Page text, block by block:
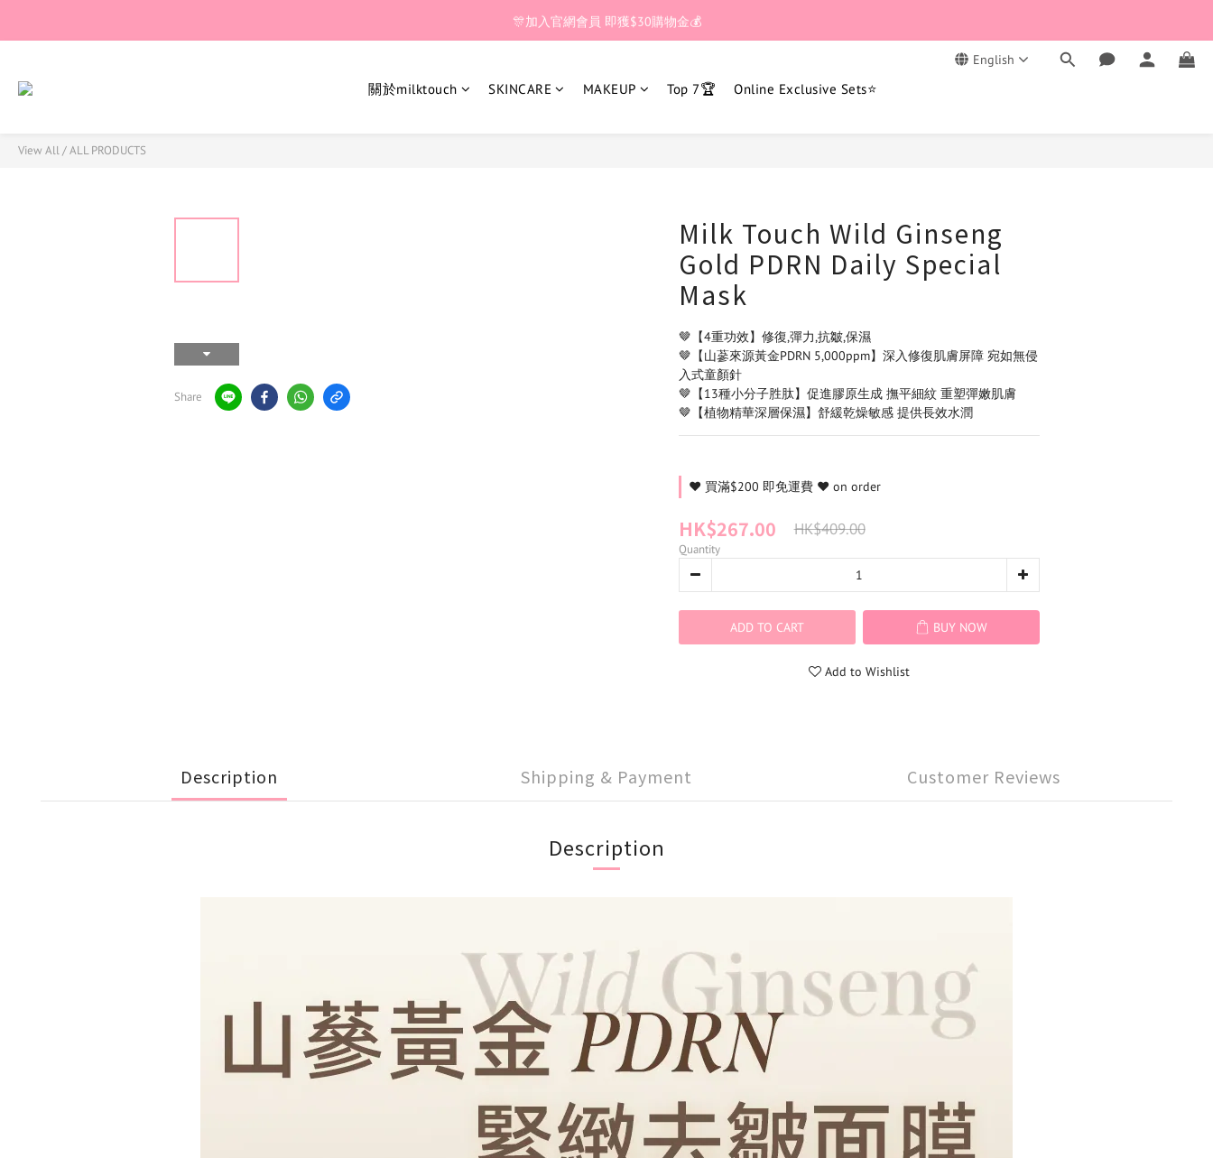
🎊加入官網會員 即獲$30購物金💰
🎊加入官網會員 即獲$30購物金💰
🎊加入官網會員 即獲$30購物金💰
English
關於milktouch SKINCARE MAKEUP Top 7🏆 Online Exclusive Sets⭐
View All/ALL PRODUCTS
Share
Milk Touch Wild Ginseng
Gold PDRN Daily Special
Mask
🤎【4重功效】修復,彈力,抗皺,保濕
🤎【山蔘來源黃金PDRN 5,000ppm】深入修復肌膚屏障 宛如無侵
入式童顏針
🤎【13種小分子胜肽】促進膠原生成 撫平細紋 重塑彈嫩肌膚
🤎【植物精華深層保濕】舒緩乾燥敏感 提供長效水潤
❤️ 買滿$200 即免運費 ❤️ on order
HK$267.00 HK$409.00
Quantity
ADD TO CART BUY NOW
Add to Wishlist
Description Shipping & Payment Customer Reviews
Description